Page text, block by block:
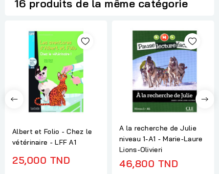
16 produits de la même catégorie
Albert et Folio - Chez le
vétérinaire - LFF A1
25,000 TND
A la recherche de Julie
niveau 1-A1 - Marie-Laure
Lions-Olivieri
46,800 TND